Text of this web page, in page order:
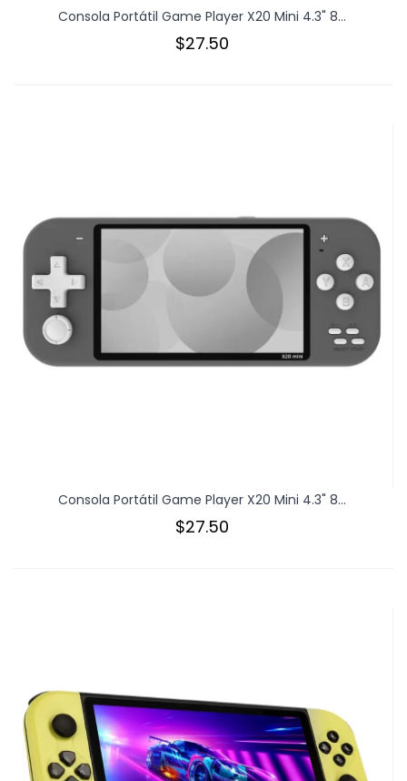
Consola Portátil Game Player X20 Mini 4.3" 8...
$27.50
Consola Portátil Game Player X20 Mini 4.3" 8...
$27.50